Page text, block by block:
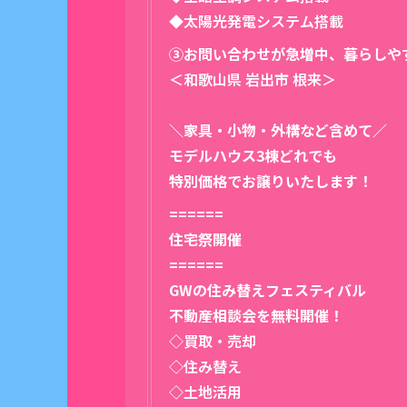
◆太陽光発電システム搭載
③お問い合わせが急増中、暮らしや
＜和歌山県 岩出市 根来＞
＼家具・小物・外構など含めて／
モデルハウス3棟どれでも
特別価格でお譲りいたします！
======
住宅祭開催
======
GWの住み替えフェスティバル
不動産相談会を無料開催！
◇買取・売却
◇住み替え
◇土地活用